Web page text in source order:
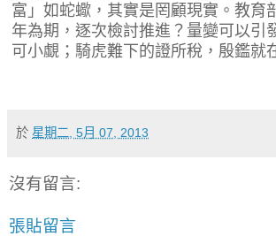
富」如蛇蠍，其實是罔顧現實。教育
年為期，逐次檢討推進？量變可以引
可小覷；騎虎難下的證所稅，殷鑑就
於 星期二, 5月 07, 2013
沒有留言:
張貼留言